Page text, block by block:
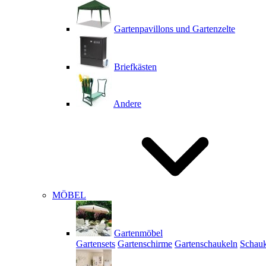
Gartenpavillons und Gartenzelte
Briefkästen
Andere
MÖBEL
Gartenmöbel
Gartensets Gartenschirme Gartenschaukeln